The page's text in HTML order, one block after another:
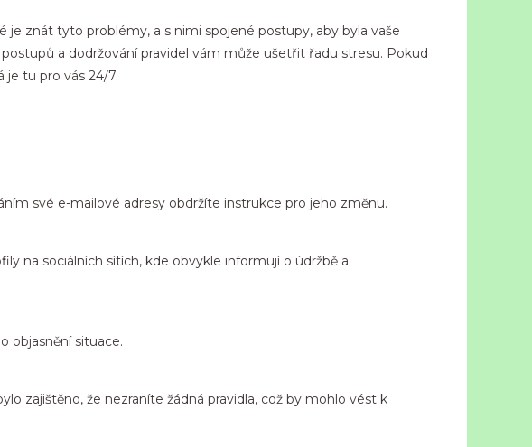
znát tyto problémy, a s nimi spojené postupy, aby byla vaše
a dodržování pravidel vám může ušetřit řadu stresu. Pokud
tu pro vás 24/7.
své e-mailové adresy obdržíte instrukce pro jeho změnu.
na sociálních sítích, kde obvykle informují o údržbě a
objasnění situace.
zajištěno, že nezraníte žádná pravidla, což by mohlo vést k